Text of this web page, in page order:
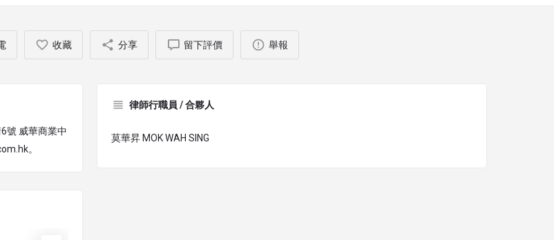
收藏 分享 留下評價 舉報
6號 威華商業中
。
律師行職員 / 合夥人
莫華昇 MOK WAH SING